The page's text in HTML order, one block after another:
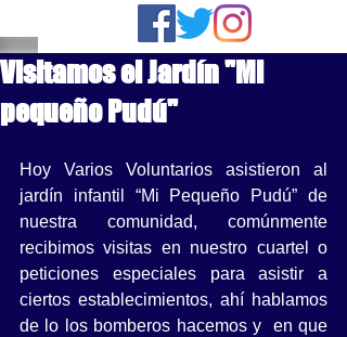
Visitamos el Jardín "Mi
pequeño Pudú"
Hoy Varios Voluntarios asistieron al
jardín infantil “Mi Pequeño Pudú” de
nuestra comunidad, comúnmente
recibimos visitas en nuestro cuartel o
peticiones especiales para asistir a
ciertos establecimientos, ahí hablamos
de lo los bomberos hacemos y  en que